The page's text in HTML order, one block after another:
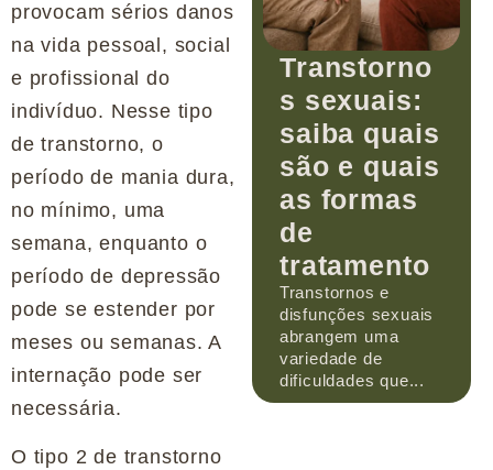
provocam sérios danos
na vida pessoal, social
e profissional do
indivíduo. Nesse tipo
de transtorno, o
período de mania dura,
no mínimo, uma
semana, enquanto o
período de depressão
pode se estender por
meses ou semanas. A
internação pode ser
necessária.
O tipo 2 de transtorno
Transtorno
s sexuais:
saiba quais
são e quais
as formas
de
tratamento
Transtornos e
disfunções sexuais
abrangem uma
variedade de
dificuldades que...